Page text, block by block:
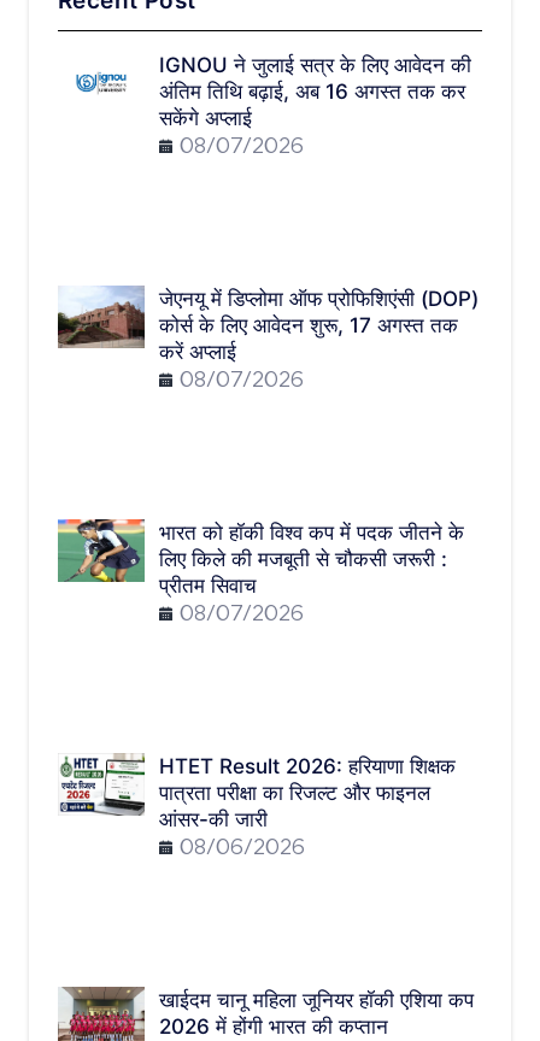
IGNOU ने जुलाई सत्र के लिए आवेदन की
अंतिम तिथि बढ़ाई, अब 16 अगस्त तक कर
सकेंगे अप्लाई
08/07/2026
जेएनयू में डिप्लोमा ऑफ प्रोफिशिएंसी (DOP)
कोर्स के लिए आवेदन शुरू, 17 अगस्त तक
करें अप्लाई
08/07/2026
भारत को हॉकी विश्व कप में पदक जीतने के
लिए किले की मजबूती से चौकसी जरूरी :
प्रीतम सिवाच
08/07/2026
HTET Result 2026: हरियाणा शिक्षक
पात्रता परीक्षा का रिजल्ट और फाइनल
आंसर-की जारी
08/06/2026
खाईदम चानू महिला जूनियर हॉकी एशिया कप
2026 में होंगी भारत की कप्तान